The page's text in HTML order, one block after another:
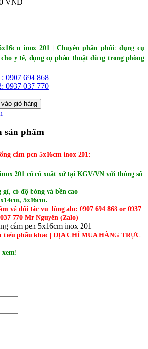
VNĐ
inox 201 | Chuyên phân phối: dụng cụ
y tế, dụng cụ phẫu thuật dùng trong phòng
0907 694 868
0937 037 770
giỏ hàng
sản phẩm
cắm pen 5x16cm inox 201:
201 có có xuất xứ tại KGV/VN với thông số
có độ bóng và bền cao
5x16cm.
và đối tác vui lòng alo: 0907 694 868 or 0937
037 770 Mr Nguyên (Zalo)
tiểu phẫu khác
| ĐỊA CHỈ MUA HÀNG TRỰC
xem!